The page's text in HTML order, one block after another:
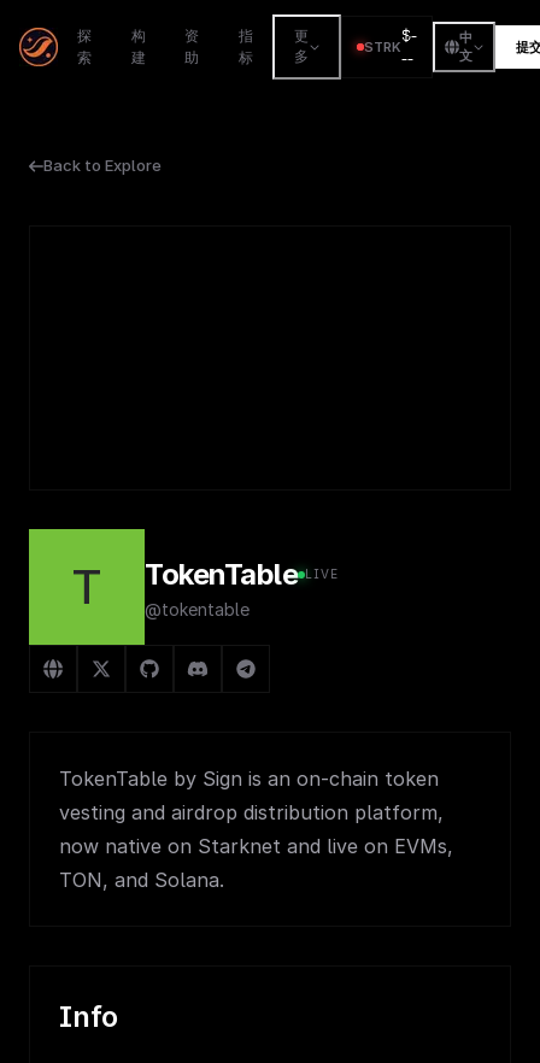
探
索
构
建
资
助
指
标
更
多
STRK
$-
--
中
文
提
Back to Explore
T TokenTable LIVE
@tokentable
TokenTable by Sign is an on-chain token
vesting and airdrop distribution platform,
now native on Starknet and live on EVMs,
TON, and Solana.
Info